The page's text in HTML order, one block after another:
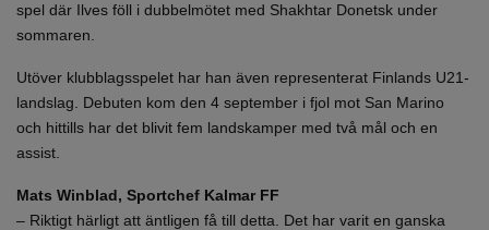
spel där Ilves föll i dubbelmötet med Shakhtar Donetsk under
sommaren.
Utöver klubblagsspelet har han även representerat Finlands U21-
landslag. Debuten kom den 4 september i fjol mot San Marino
och hittills har det blivit fem landskamper med två mål och en
assist.
Mats Winblad, Sportchef Kalmar FF
– Riktigt härligt att äntligen få till detta. Det har varit en ganska